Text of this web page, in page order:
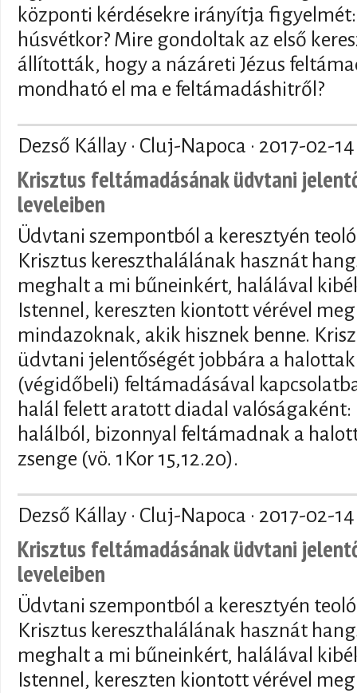
központi kérdésekre irányítja
húsvétkor? Mire gondoltak az első
állították, hogy a názáreti Jézus
mondható el ma e feltámadáshitről?
Dezső Kállay · Cluj-Napoca · 2017-02-14
Krisztus feltámadásának üdvtani
leveleiben
Üdvtani szempontból a keresztyén
Krisztus kereszthalálának hasznát
meghalt a mi bűneinkért, halálával
Istennel, kereszten kiontott vérével
mindazoknak, akik hisznek benne.
üdvtani jelentőségét jobbára a
(végidőbeli) feltámadásával
halál felett aratott diadal
halálból, bizonnyal feltámadnak a
zsenge (vö. 1Kor 15,12.20).
Dezső Kállay · Cluj-Napoca · 2017-02-14
Krisztus feltámadásának üdvtani
leveleiben
Üdvtani szempontból a keresztyén
Krisztus kereszthalálának hasznát
meghalt a mi bűneinkért, halálával
Istennel, kereszten kiontott vérével